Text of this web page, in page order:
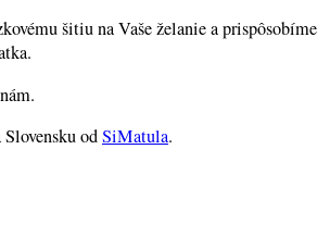
šitiu na Vaše želanie a prispôsobíme
odSiMatula.